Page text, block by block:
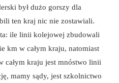
był dużo gorszy dla
ten kraj nic nie zostawiali.
ile linii kolejowej zbudowali
km w całym kraju, natomiast
całym kraju jest mnóstwo linii
mamy sądy, jest szkolnictwo